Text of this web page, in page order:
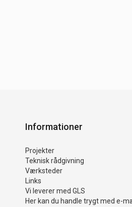
Informationer
Projekter
Teknisk rådgivning
Værksteder
Links
Vi leverer med GLS
Her kan du handle trygt med e-